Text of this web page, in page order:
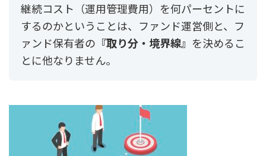
継続コスト（運用管理費用）を何パーセントに
するのかということは、 ファンド運営側と、フ
ァンド保有者の 『取り分・境界線』 を決めるこ
とに他なりません。